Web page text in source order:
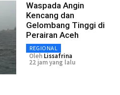
Waspada Angin
Kencang dan
Gelombang Tinggi di
Perairan Aceh
REGIONAL
Oleh Lissafrina
22 jam yang lalu